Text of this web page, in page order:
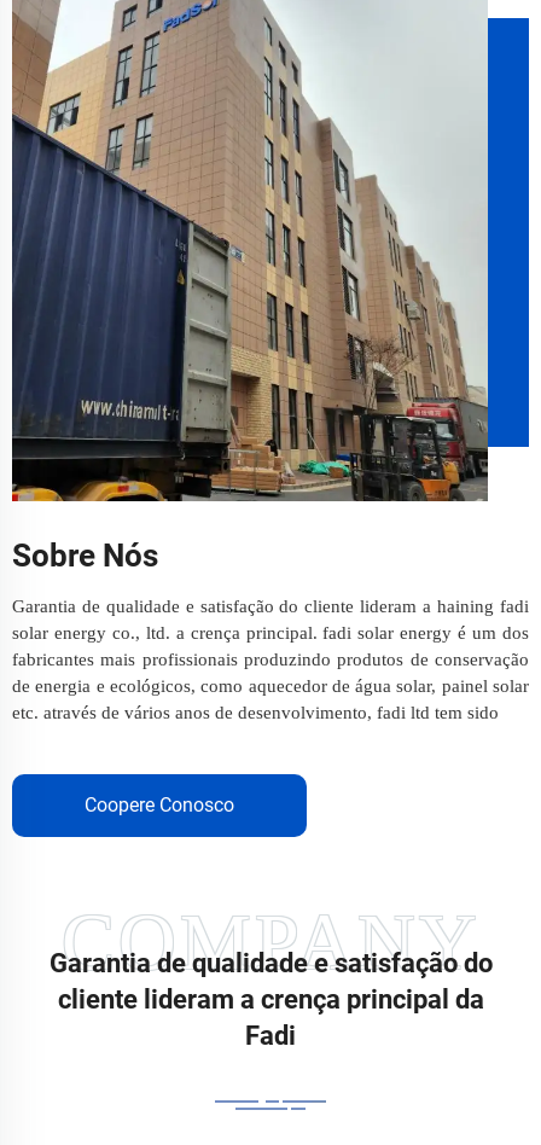
Sobre Nós
Garantia de qualidade e satisfação do cliente lideram a haining fadi
solar energy co., ltd. a crença principal. fadi solar energy é um dos
fabricantes mais profissionais produzindo produtos de conservação
de energia e ecológicos, como aquecedor de água solar, painel solar
etc. através de vários anos de desenvolvimento, fadi ltd tem sido
Coopere Conosco
Garantia de qualidade e satisfação do
cliente lideram a crença principal da
Fadi